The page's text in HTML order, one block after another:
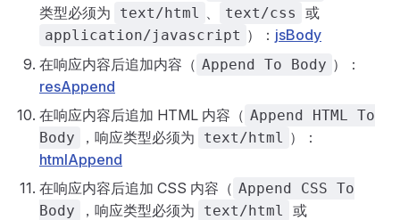
类型必须为
text/html 、 text/css 或
application/javascript ）： jsBody
在响应内容后追加内容（ Append To Body ）：
resAppend
在响应内容后追加 HTML 内容（ Append HTML To
Body
，响应类型必须为 text/html ）：
htmlAppend
在响应内容后追加 CSS 内容（ Append CSS To
Body
，响应类型必须为 text/html 或